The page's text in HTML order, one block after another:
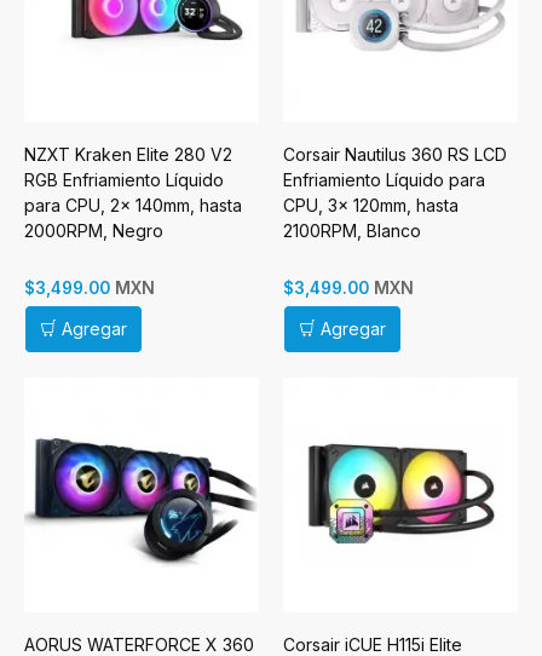
NZXT Kraken Elite 280 V2
RGB Enfriamiento Líquido
para CPU, 2x 140mm, hasta
2000RPM, Negro
$3,499.00 MXN
Agregar
Corsair Nautilus 360 RS LCD
Enfriamiento Líquido para
CPU, 3x 120mm, hasta
2100RPM, Blanco
$3,499.00 MXN
Agregar
AORUS WATERFORCE X 360
Corsair iCUE H115i Elite